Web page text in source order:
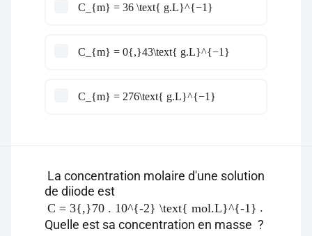
C_{m} = 36 \text{ g.L}^{−1}
C_{m} = 0{,}43\text{ g.L}^{−1}
C_{m} = 276\text{ g.L}^{−1}
La concentration molaire d'une solution
de diiode est
C = 3{,}70 . 10^{-2} \text{ mol.L}^{-1} .
Quelle est sa concentration en masse ?